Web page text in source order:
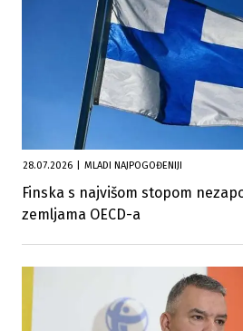
28.07.2026 MLADI NAJPOGOĐENIJI
Finska s najvišom stopom
zemljama OECD-a